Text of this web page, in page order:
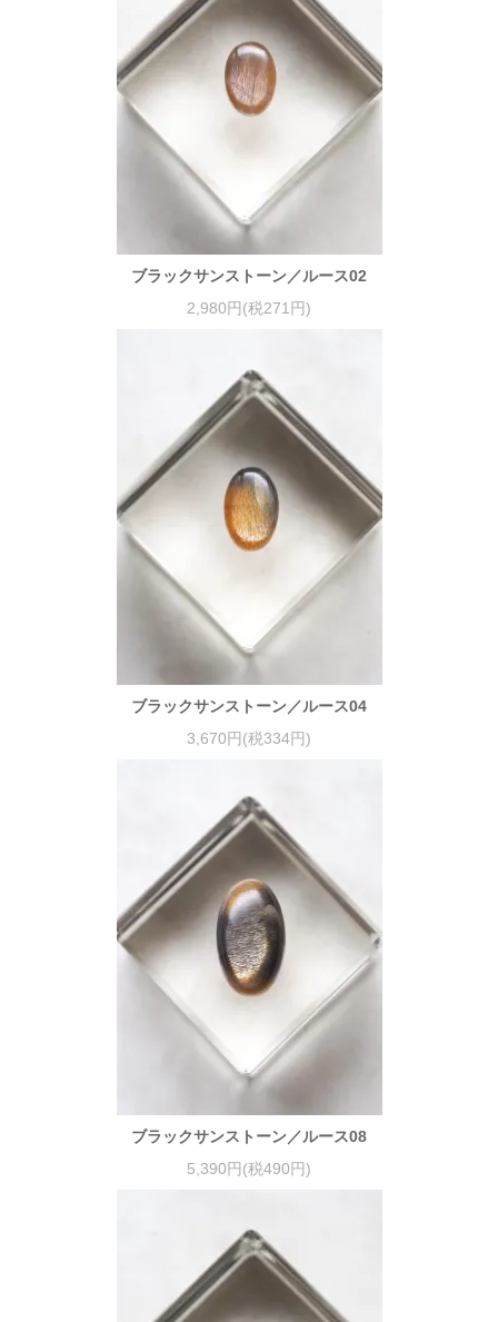
ブラックサンストーン／ルース02
2,980円(税271円)
ブラックサンストーン／ルース04
3,670円(税334円)
ブラックサンストーン／ルース08
5,390円(税490円)